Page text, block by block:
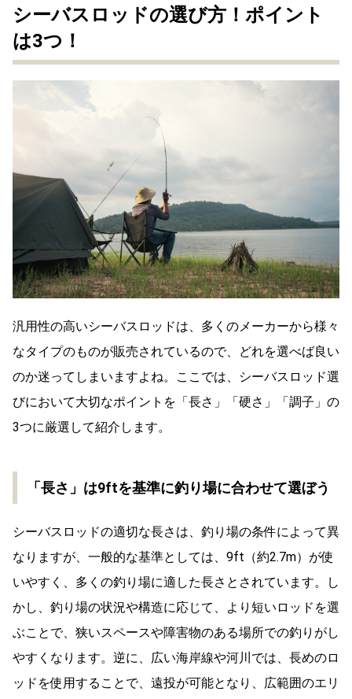
シーバスロッドの選び方！ポイント
は3つ！
汎用性の高いシーバスロッドは、多くのメーカーから様々
なタイプのものが販売されているので、どれを選べば良い
のか迷ってしまいますよね。ここでは、シーバスロッド選
びにおいて大切なポイントを「長さ」「硬さ」「調子」の
3つに厳選して紹介します。
「長さ」は9ftを基準に釣り場に合わせて選ぼう
シーバスロッドの適切な長さは、釣り場の条件によって異
なりますが、一般的な基準としては、9ft（約2.7m）が使
いやすく、多くの釣り場に適した長さとされています。し
かし、釣り場の状況や構造に応じて、より短いロッドを選
ぶことで、狭いスペースや障害物のある場所での釣りがし
やすくなります。逆に、広い海岸線や河川では、長めのロ
ッドを使用することで、遠投が可能となり、広範囲のエリ